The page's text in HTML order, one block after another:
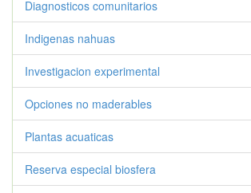
Diagnosticos comunitarios
Indigenas nahuas
Investigacion experimental
Opciones no maderables
Plantas acuaticas
Reserva especial biosfera